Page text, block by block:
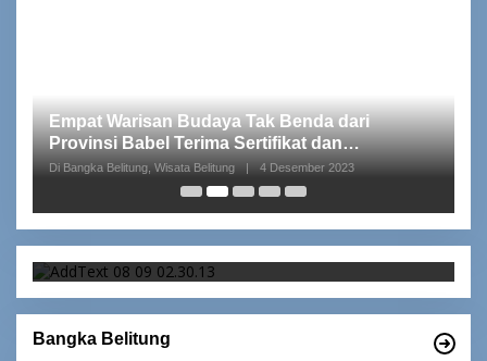
ASIAFI Kabupaten Beltim Resmi Dikukuhkan
Bangka Belitung